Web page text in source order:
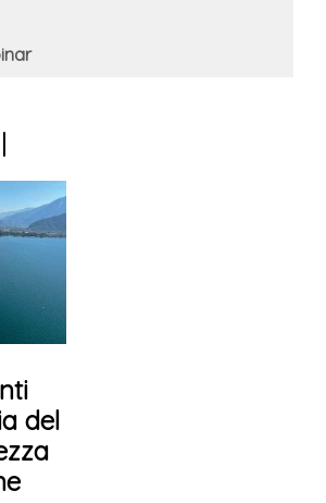
del